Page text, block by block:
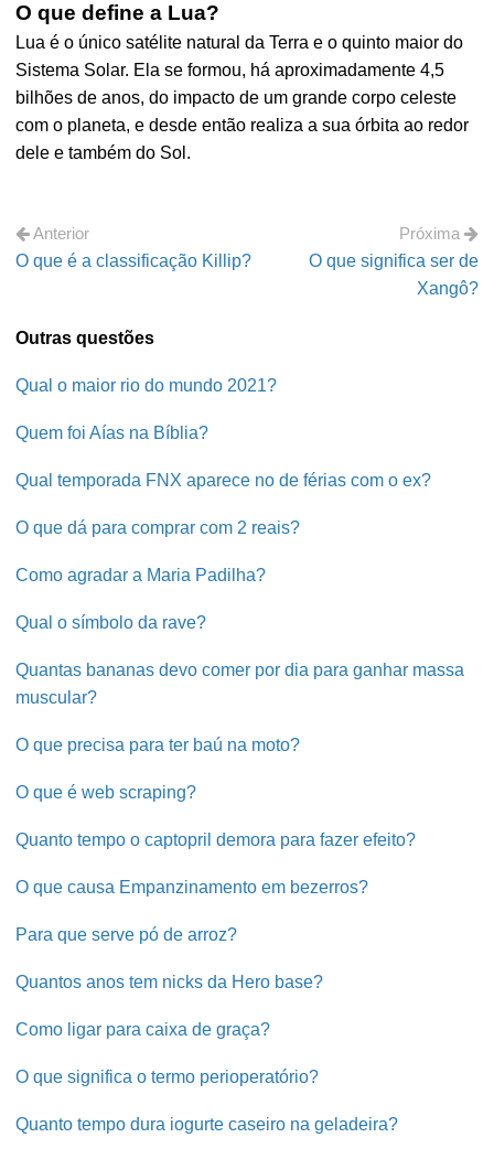
O que define a Lua?
Lua é o único satélite natural da Terra e o quinto maior do
Sistema Solar. Ela se formou, há aproximadamente 4,5
bilhões de anos, do impacto de um grande corpo celeste
com o planeta, e desde então realiza a sua órbita ao redor
dele e também do Sol.
Anterior
O que é a classificação Killip?
Próxima
O que significa ser de
Xangô?
Outras questões
Qual o maior rio do mundo 2021?
Quem foi Aías na Bíblia?
Qual temporada FNX aparece no de férias com o ex?
O que dá para comprar com 2 reais?
Como agradar a Maria Padilha?
Qual o símbolo da rave?
Quantas bananas devo comer por dia para ganhar massa
muscular?
O que precisa para ter baú na moto?
O que é web scraping?
Quanto tempo o captopril demora para fazer efeito?
O que causa Empanzinamento em bezerros?
Para que serve pó de arroz?
Quantos anos tem nicks da Hero base?
Como ligar para caixa de graça?
O que significa o termo perioperatório?
Quanto tempo dura iogurte caseiro na geladeira?